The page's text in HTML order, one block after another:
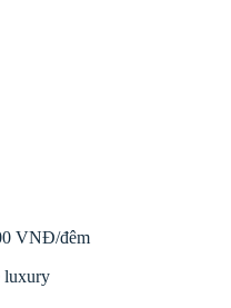
VNĐ/đêm
luxury